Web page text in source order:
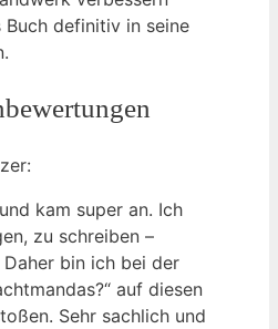
definitiv in seine
kam super an. Ich
zu schreiben –
bin ich bei der
auf diesen
Sehr sachlich und